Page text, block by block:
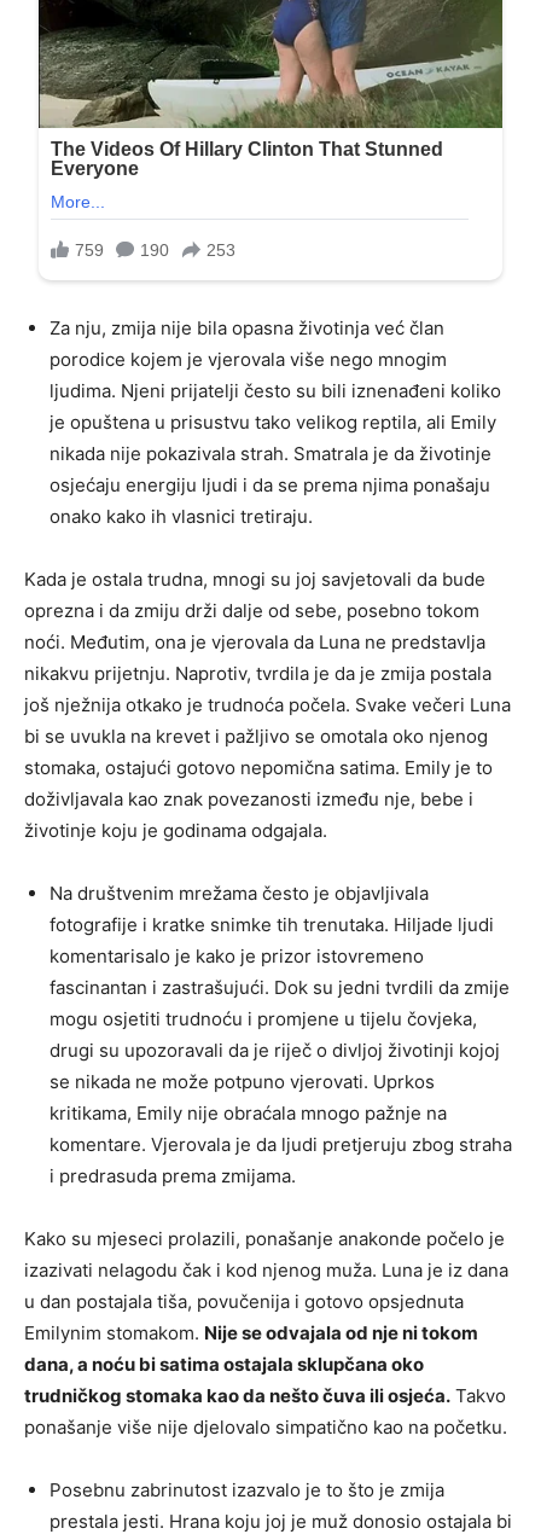
Za nju, zmija nije bila opasna životinja već član
porodice kojem je vjerovala više nego mnogim
ljudima. Njeni prijatelji često su bili iznenađeni koliko
je opuštena u prisustvu tako velikog reptila, ali Emily
nikada nije pokazivala strah. Smatrala je da životinje
osjećaju energiju ljudi i da se prema njima ponašaju
onako kako ih vlasnici tretiraju.
Kada je ostala trudna, mnogi su joj savjetovali da bude
oprezna i da zmiju drži dalje od sebe, posebno tokom
noći. Međutim, ona je vjerovala da Luna ne predstavlja
nikakvu prijetnju. Naprotiv, tvrdila je da je zmija postala
još nježnija otkako je trudnoća počela. Svake večeri Luna
bi se uvukla na krevet i pažljivo se omotala oko njenog
stomaka, ostajući gotovo nepomična satima. Emily je to
doživljavala kao znak povezanosti između nje, bebe i
životinje koju je godinama odgajala.
Na društvenim mrežama često je objavljivala
fotografije i kratke snimke tih trenutaka. Hiljade ljudi
komentarisalo je kako je prizor istovremeno
fascinantan i zastrašujući. Dok su jedni tvrdili da zmije
mogu osjetiti trudnoću i promjene u tijelu čovjeka,
drugi su upozoravali da je riječ o divljoj životinji kojoj
se nikada ne može potpuno vjerovati. Uprkos
kritikama, Emily nije obraćala mnogo pažnje na
komentare. Vjerovala je da ljudi pretjeruju zbog straha
i predrasuda prema zmijama.
Kako su mjeseci prolazili, ponašanje anakonde počelo je
izazivati nelagodu čak i kod njenog muža. Luna je iz dana
u dan postajala tiša, povučenija i gotovo opsjednuta
Emilynim stomakom. Nije se odvajala od nje ni tokom
dana, a noću bi satima ostajala sklupčana oko
trudničkog stomaka kao da nešto čuva ili osjeća. Takvo
ponašanje više nije djelovalo simpatično kao na početku.
Posebnu zabrinutost izazvalo je to što je zmija
prestala jesti. Hrana koju joj je muž donosio ostajala bi